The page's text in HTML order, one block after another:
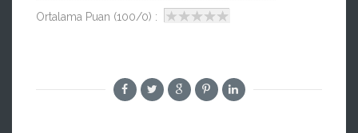
Ortalama Puan (100/0) :